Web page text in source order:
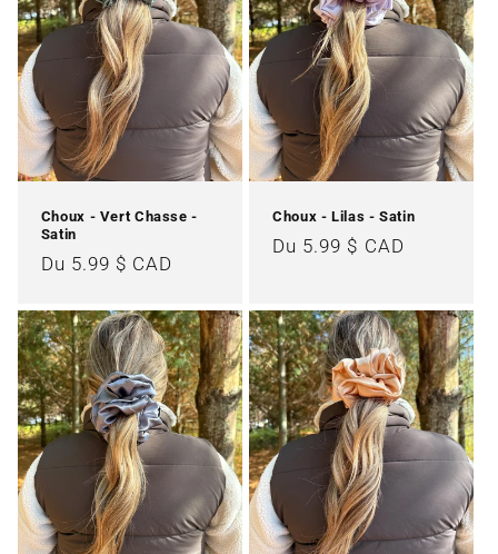
Choux - Vert Chasse -
Satin
Prix
Du 5.99 $ CAD
Choux - Lilas - Satin
Prix
Du 5.99 $ CAD